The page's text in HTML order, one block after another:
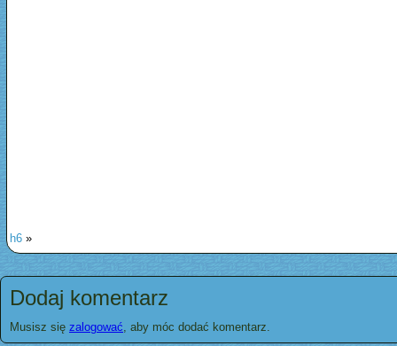
h6 »
Dodaj komentarz
Musisz się zalogować, aby móc dodać komentarz.